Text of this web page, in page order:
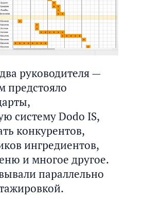
руководителя —
предстояло
систему Dodo IS,
конкурентов,
ингредиентов,
и многое другое.
параллельно